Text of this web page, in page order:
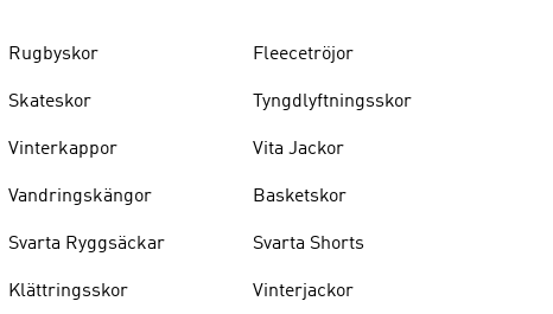
Rugbyskor
Skateskor
Vinterkappor
Vandringskängor
Svarta Ryggsäckar
Klättringsskor
Fleecetröjor
Tyngdlyftningsskor
Vita Jackor
Basketskor
Svarta Shorts
Vinterjackor